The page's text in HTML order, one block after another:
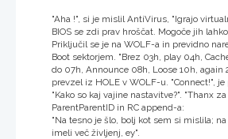
"Aha !", si je mislil AntiVirus, "Igrajo
BIOS se zdi prav hroščat. Mogoče jih
Priključil se je na WOLF-a in previdno
Boot sektorjem. "Brez 03h, play 04h,
do 07h, Announce 08h, Loose 10h, again
prevzel iz HOLE v WOLF-u. "Connect!", je
"Kako so kaj vajine nastavitve?". "Thanx
ParentParentID in RC append-a:
"Na tesno je šlo, bolj kot sem si mislila;
imeli več življenj, ey".